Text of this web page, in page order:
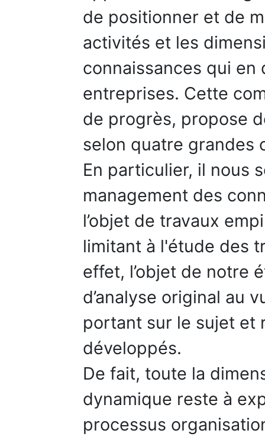
de positionner et de
activités et les
connaissances qui
entreprises. Cette
de progrès, propose
selon quatre grandes
En particulier, il nous
management des
l’objet de travaux
limitant à l'étude des
effet, l’objet de notre
d’analyse original au
portant sur le sujet et
développés.
De fait, toute la
dynamique reste à
processus